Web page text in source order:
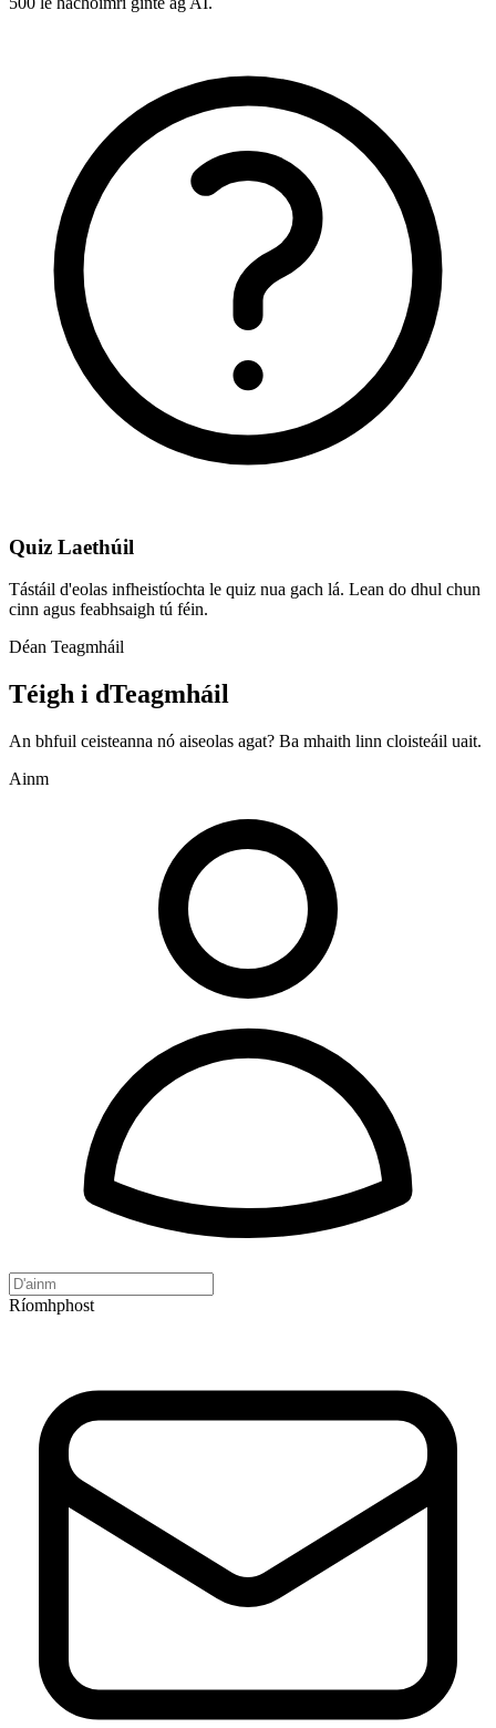
Quiz Laethúil
Tástáil d'eolas infheistíochta le quiz nua gach lá. Lean do dhul chun
cinn agus feabhsaigh tú féin.
Déan Teagmháil
Téigh i dTeagmháil
An bhfuil ceisteanna nó aiseolas agat? Ba mhaith linn cloisteáil uait.
Ainm
Ríomhphost